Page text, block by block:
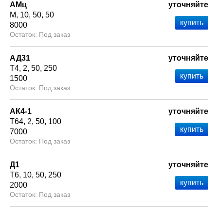
АМц
М
10 50 50
8000
Под заказ
уточняйте
АД31
Т4 2 50 250
1500
Под заказ
уточняйте
АК4-1
Т64 2 50 100
7000
Под заказ
уточняйте
Д1
Т6 10 50 250
2000
Под заказ
уточняйте